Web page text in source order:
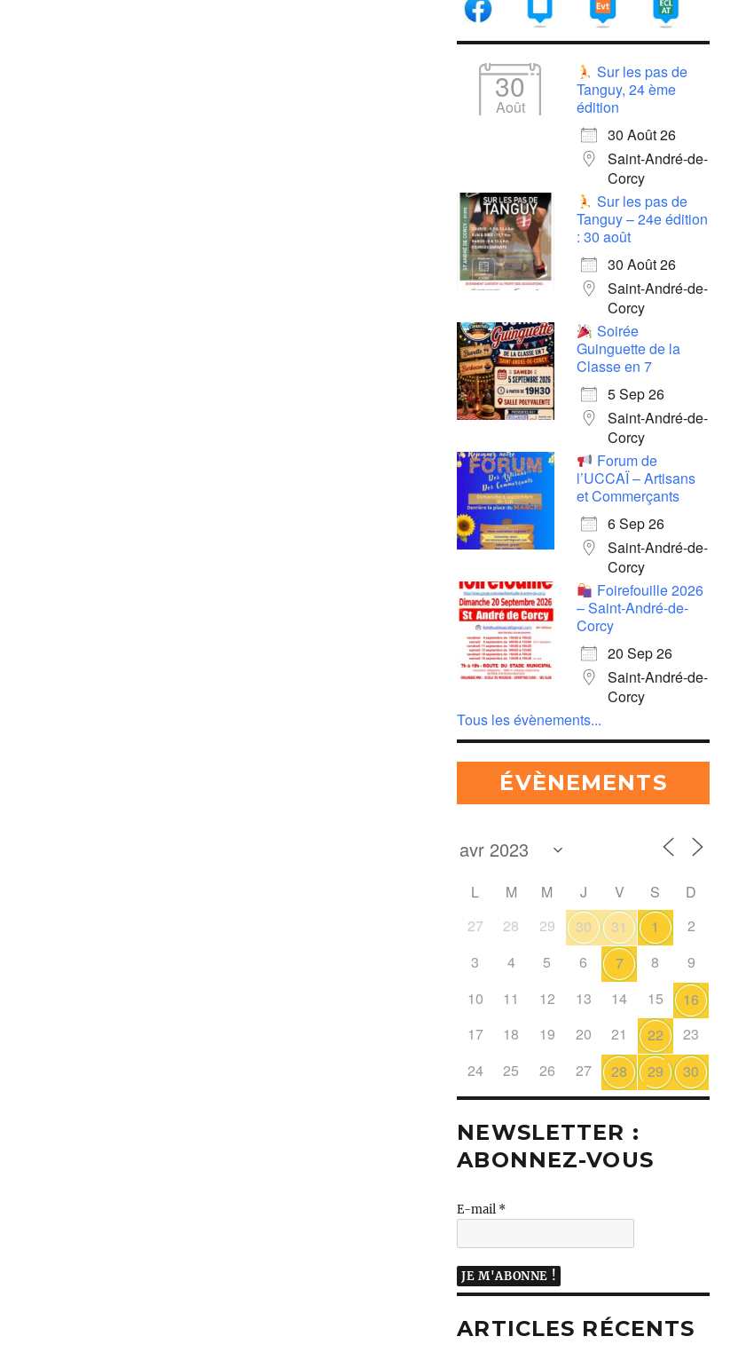
30
Août
Sur les pas de
Tanguy, 24 ème
édition
30 Août 26
Saint-André-de-
Corcy
Sur les pas de
Tanguy – 24e édition
: 30 août
30 Août 26
Saint-André-de-
Corcy
Soirée
Guinguette de la
Classe en 7
5 Sep 26
Saint-André-de-
Corcy
Forum de
l’UCCAÏ – Artisans
et Commerçants
6 Sep 26
Saint-André-de-
Corcy
Foirefouille 2026
– Saint-André-de-
Corcy
20 Sep 26
Saint-André-de-
Corcy
Tous les évènements...
ÉVÈNEMENTS
L M M J V S
D
27
28 29 30 31 1
2
3
4 5 6 7 8
9
10
11 12 13 14 15
16
17
18 19 20 21 22
23
24
25 26 27 28 29 30
NEWSLETTER :
ABONNEZ-VOUS
E-mail *
ARTICLES RÉCENTS